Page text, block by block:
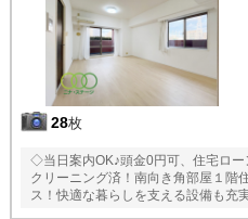
28枚
◇当日案内OK♪頭金0円可、住宅ロ
クリーニング済！南向き角部屋１階
ス！快適な暮らしを支える設備も充